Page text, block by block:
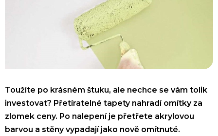
Toužíte po krásném štuku, ale nechce se vám tolik
investovat? Přetíratelné tapety nahradí omítky za
zlomek ceny. Po nalepení je přetřete akrylovou
barvou a stěny vypadají jako nově omítnuté.